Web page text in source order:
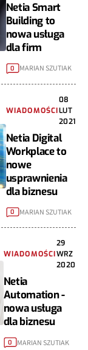
Netia Smart
Building to
nowa usługa
dla firm
0 MARIAN SZUTIAK
WIADOMOŚCI
08
LUT
2021
Netia Digital
Workplace to
nowe
usprawnienia
dla biznesu
0 MARIAN SZUTIAK
WIADOMOŚCI
29
WRZ
2020
Netia
Automation -
nowa usługa
dla biznesu
0 MARIAN SZUTIAK